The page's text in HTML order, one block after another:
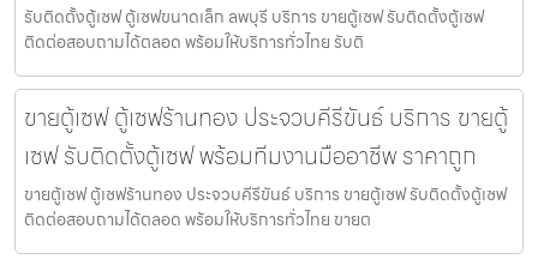
รับติดตั้งตู้เซฟ ตู้เซฟขนาดเล็ก ลพบุรี บริการ ขายตู้เซฟ รับติดตั้งตู้เซฟ
ติดต่อสอบถามได้ตลอด พร้อมให้บริการทั่วไทย รับติ
ขายตู้เซฟ ตู้เซฟร้านทอง ประจวบคีรีขันธ์ บริการ ขายตู้
เซฟ รับติดตั้งตู้เซฟ พร้อมทีมงานมืออาชีพ ราคาถูก
ขายตู้เซฟ ตู้เซฟร้านทอง ประจวบคีรีขันธ์ บริการ ขายตู้เซฟ รับติดตั้งตู้เซฟ
ติดต่อสอบถามได้ตลอด พร้อมให้บริการทั่วไทย ขายต